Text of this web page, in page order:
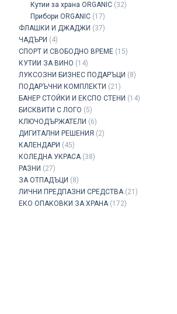
Кутии за храна ORGANIC (32)
Прибори ORGANIC (17)
ФЛАШКИ И ДЖАДЖИ (37)
ЧАДЪРИ (4)
СПОРТ И СВОБОДНО ВРЕМЕ (15)
КУТИИ ЗА ВИНО (14)
ЛУКСОЗНИ БИЗНЕС ПОДАРЪЦИ (8)
ПОДАРЪЧНИ КОМПЛЕКТИ (21)
БАНЕР СТОЙКИ И ЕКСПО СТЕНИ (14)
БИСКВИТИ С ЛОГО (5)
КЛЮЧОДЪРЖАТЕЛИ (6)
ДИГИТАЛНИ РЕШЕНИЯ (2)
КАЛЕНДАРИ (45)
КОЛЕДНА УКРАСА (38)
РАЗНИ (27)
ЗА ОТПАДЪЦИ (8)
ЛИЧНИ ПРЕДПАЗНИ СРЕДСТВА (21)
ЕКО ОПАКОВКИ ЗА ХРАНА (172)